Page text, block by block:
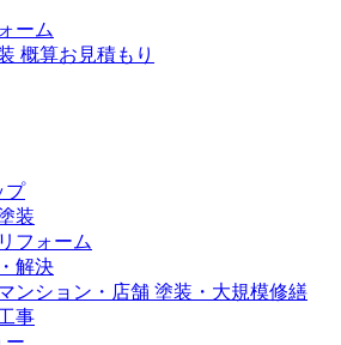
ーム
概算お見積もり
プ
装
フォーム
解決
ンション・店舗 塗装・大規模修繕
事